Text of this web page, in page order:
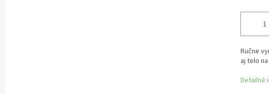
Ručne
aj telo
Detailné